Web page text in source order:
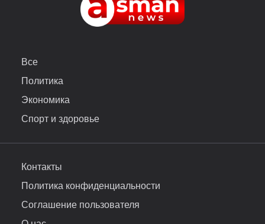
Все
Политика
Экономика
Спорт и здоровье
Контакты
Политика конфиденциальности
Соглашение пользователя